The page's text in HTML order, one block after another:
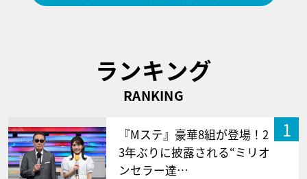
ランキング
RANKING
1
『Mステ』豪華8組が登場！2
3年ぶりに披露される“ミリオ
ンセラー達…